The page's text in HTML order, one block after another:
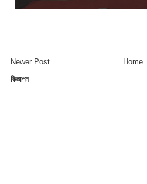
Newer Post
Home
বিজ্ঞাপন